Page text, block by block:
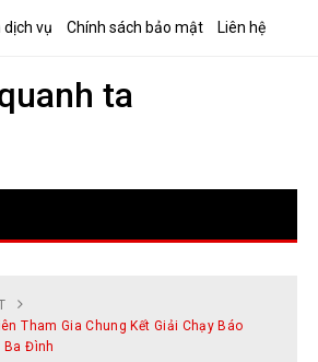
dịch vụ Chính sách bảo mật Liên hệ
ta
Tham Gia Chung Kết Giải Chạy Báo
Ba Đình